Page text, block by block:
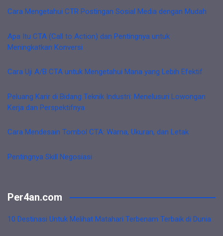
Cara Mengetahui CTR Postingan Sosial Media dengan Mudah
Apa Itu CTA (Call to Action) dan Pentingnya untuk
Meningkatkan Konversi
Cara Uji A/B CTA untuk Mengetahui Mana yang Lebih Efektif
Peluang Karir di Bidang Teknik Industri: Menelusuri Lowongan
Kerja dan Perspektifnya
Cara Mendesain Tombol CTA: Warna, Ukuran, dan Letak
Pentingnya Skill Negosiasi
Per4an.com
10 Destinasi Untuk Melihat Matahari Terbenam Terbaik di Dunia